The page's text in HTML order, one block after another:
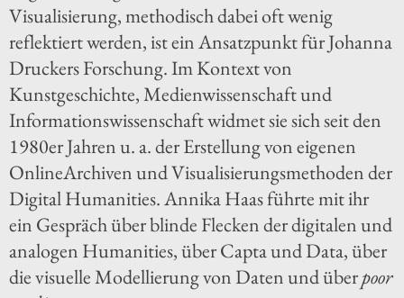
Visualisierung, methodisch dabei oft wenig
reflektiert werden, ist ein Ansatzpunkt für Johanna
Druckers Forschung. Im Kontext von
Kunstgeschichte, Medienwissenschaft und
Informationswissenschaft widmet sie sich seit den
1980er Jahren u. a. der Erstellung von eigenen
Online­Archiven und Visualisierungsmethoden der
Digital Humanities. Annika Haas führte mit ihr
ein Gespräch über blinde Flecken der digitalen und
analogen Humanities, über Capta und Data, über
die visuelle Modellierung von Daten und überpoor